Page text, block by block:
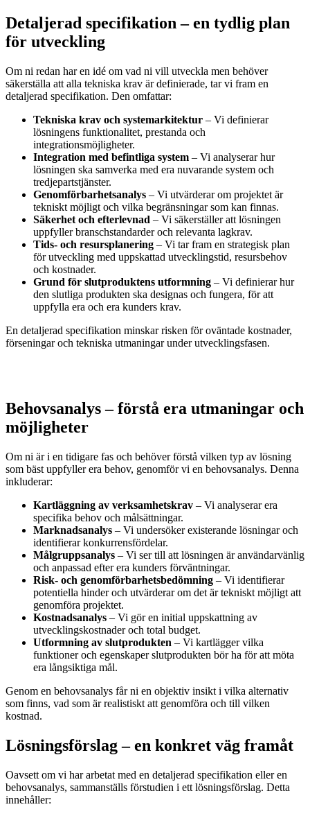
Detaljerad specifikation – en tydlig plan
för utveckling
Om ni redan har en idé om vad ni vill utveckla men behöver
säkerställa att alla tekniska krav är definierade, tar vi fram en
detaljerad specifikation. Den omfattar:
Tekniska krav och systemarkitektur – Vi definierar
lösningens funktionalitet, prestanda och
integrationsmöjligheter.
Integration med befintliga system – Vi analyserar hur
lösningen ska samverka med era nuvarande system och
tredjepartstjänster.
Genomförbarhetsanalys – Vi utvärderar om projektet är
tekniskt möjligt och vilka begränsningar som kan finnas.
Säkerhet och efterlevnad – Vi säkerställer att lösningen
uppfyller branschstandarder och relevanta lagkrav.
Tids- och resursplanering – Vi tar fram en strategisk plan
för utveckling med uppskattad utvecklingstid, resursbehov
och kostnader.
Grund för slutproduktens utformning – Vi definierar hur
den slutliga produkten ska designas och fungera, för att
uppfylla era och era kunders krav.
En detaljerad specifikation minskar risken för oväntade kostnader,
förseningar och tekniska utmaningar under utvecklingsfasen.
Behovsanalys – förstå era utmaningar och
möjligheter
Om ni är i en tidigare fas och behöver förstå vilken typ av lösning
som bäst uppfyller era behov, genomför vi en behovsanalys. Denna
inkluderar:
Kartläggning av verksamhetskrav – Vi analyserar era
specifika behov och målsättningar.
Marknadsanalys – Vi undersöker existerande lösningar och
identifierar konkurrensfördelar.
Målgruppsanalys – Vi ser till att lösningen är användarvänlig
och anpassad efter era kunders förväntningar.
Risk- och genomförbarhetsbedömning – Vi identifierar
potentiella hinder och utvärderar om det är tekniskt möjligt att
genomföra projektet.
Kostnadsanalys – Vi gör en initial uppskattning av
utvecklingskostnader och total budget.
Utformning av slutprodukten – Vi kartlägger vilka
funktioner och egenskaper slutprodukten bör ha för att möta
era långsiktiga mål.
Genom en behovsanalys får ni en objektiv insikt i vilka alternativ
som finns, vad som är realistiskt att genomföra och till vilken
kostnad.
Lösningsförslag – en konkret väg framåt
Oavsett om vi har arbetat med en detaljerad specifikation eller en
behovsanalys, sammanställs förstudien i ett lösningsförslag. Detta
innehåller: